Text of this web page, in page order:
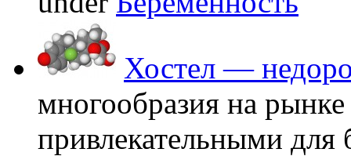
Хостел —
многообразия на
привлекательными